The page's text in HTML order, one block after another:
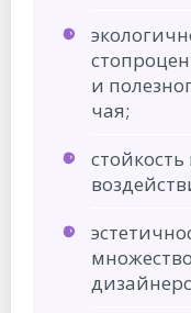
и
чая;